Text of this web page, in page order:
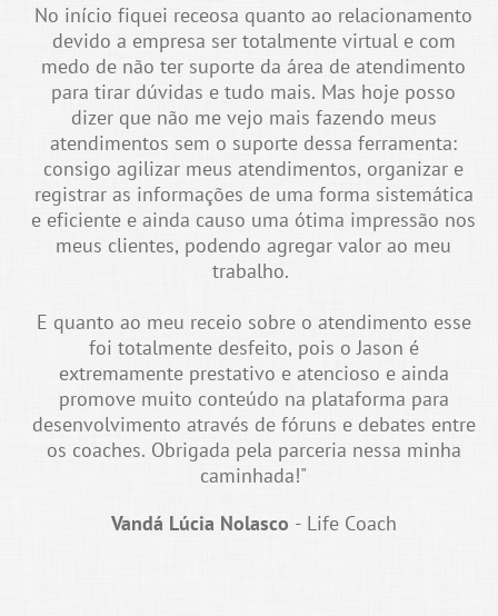
No início fiquei receosa quanto ao relacionamento
devido a empresa ser totalmente virtual e com
medo de não ter suporte da área de atendimento
para tirar dúvidas e tudo mais. Mas hoje posso
dizer que não me vejo mais fazendo meus
atendimentos sem o suporte dessa ferramenta:
consigo agilizar meus atendimentos, organizar e
registrar as informações de uma forma sistemática
e eficiente e ainda causo uma ótima impressão nos
meus clientes, podendo agregar valor ao meu
trabalho.
E quanto ao meu receio sobre o atendimento esse
foi totalmente desfeito, pois o Jason é
extremamente prestativo e atencioso e ainda
promove muito conteúdo na plataforma para
desenvolvimento através de fóruns e debates entre
os coaches. Obrigada pela parceria nessa minha
caminhada!"
Vandá Lúcia Nolasco - Life Coach